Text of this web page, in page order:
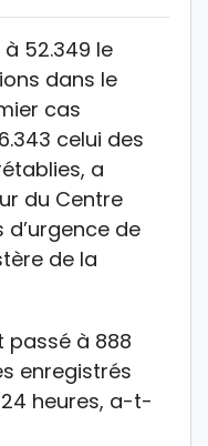
52.349 le
dans le
cas
celui des
a
du Centre
de
de la
passé à 888
enregistrés
heures, a-t-